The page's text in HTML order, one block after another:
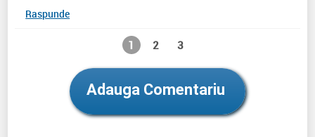
Raspunde
1 2 3
Adauga Comentariu